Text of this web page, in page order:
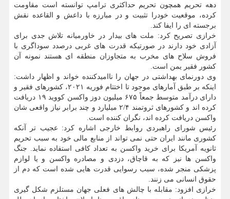
دهه تحریم همچون تحریم حداکثری ترامپ توانسته است مقاومت
کرده، موقعیت خودرا تثبیت و در مبارزه با داعش و القاعده نقش
برجسته ای را ایفا کند.
خرازی تصریح کرد: ملت های بیدار در خاورمیانه تلاش جدی برای
آزادی خود دارند در صورتیکه قدرت های غربی درصدد سوداگری با
فروش سلاح های مخرب به متجاوزان منطقه ای هستند نمونه آن
کشور فقیر یمن است.
وی دورنمای بهداشتی در جهان را ناامیدکننده خواند و اظهار داشت:
اینکه بر طبق آمارهای موجود تا اختتام فوریه ۲۰۲۱، کشورهای فقیر و
دارای درآمد متوسط جمعاً ۶۷۵ میلیون دوز واکسن کووید ۱۹ دریافت
کرده اند و کشورهای ثروتمند ۲/۴ میلیارد و چند برابر نیاز واقعی شان
واکسن دریافت کرده اند، نگران کننده است.
رئیس شورای راهبردی روابط خارجی اشاره کرد: عجیب تر آنکه
کشوری مانند ایران حتی نمی تواند از منابع مالی خود به سبب تحریم
ثانویه آمریکا برای خرید واکسن به تعداد کافی استفاده نماید. جنگ
واکسن ها نیز که به قاچاق، دزدی و مصادره واکسن و یا لوازم
پزشکی منجر شده، سبب رسوایی قدرت هایی شده است که دم از
حقوق انسانی می زنند.
خرازی افزود: مقابله با چالش های فعلی جهان مستلزم شکل گیری